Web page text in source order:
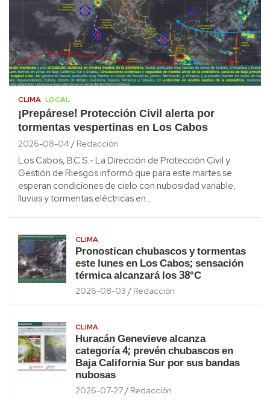
CLIMA LOCAL
¡Prepárese! Protección Civil alerta por
tormentas vespertinas en Los Cabos
2026-08-04 Redacción
Los Cabos, B.C.S.- La Dirección de Protección Civil y
Gestión de Riesgos informó que para este martes se
esperan condiciones de cielo con nubosidad variable,
lluvias y tormentas eléctricas en…
CLIMA
Pronostican chubascos y tormentas
este lunes en Los Cabos; sensación
térmica alcanzará los 38°C
2026-08-03 Redacción
CLIMA
Huracán Genevieve alcanza
categoría 4; prevén chubascos en
Baja California Sur por sus bandas
nubosas
2026-07-27 Redacción